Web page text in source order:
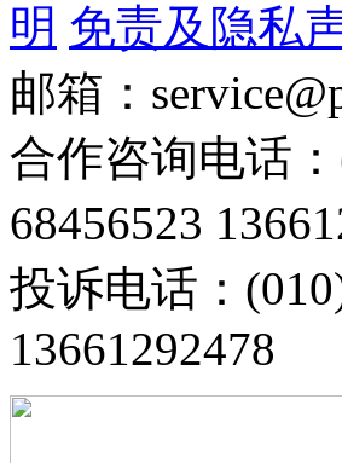
明 免责及隐私
邮箱：
合作咨询电话
68456523
投诉电话：
13661292478